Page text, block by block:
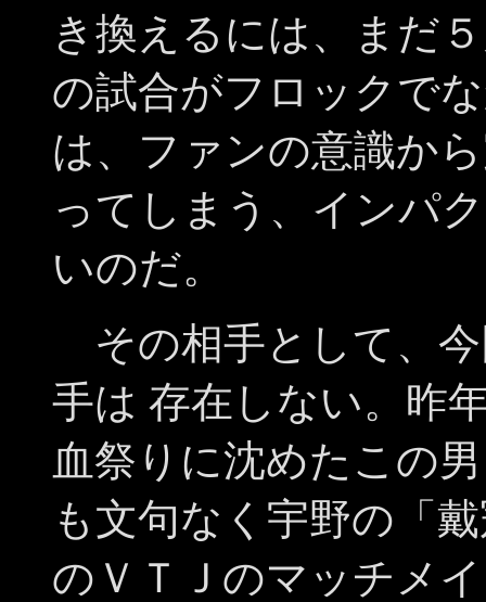
き換えるには、まだ
の試合がフロックで
は、ファンの意識か
ってしまう、インパ
いのだ。
その相手として、
手は 存在しない。昨
血祭りに沈めたこの
も文句なく宇野の「
のＶＴＪのマッチメ